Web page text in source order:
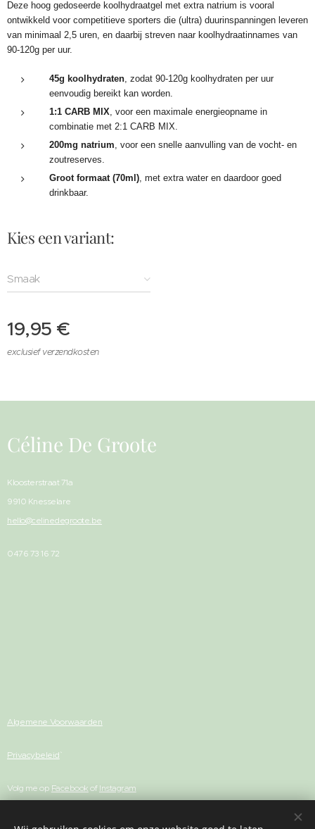
Deze hoog gedoseerde koolhydraatgel met extra natrium is vooral
ontwikkeld voor competitieve sporters die (ultra) duurinspanningen leveren
van minimaal 2,5 uren, en daarbij streven naar koolhydraatinnames van
90-120g per uur.
45g koolhydraten, zodat 90-120g koolhydraten per uur
eenvoudig bereikt kan worden.
1:1 CARB MIX, voor een maximale energieopname in
combinatie met 2:1 CARB MIX.
200mg natrium, voor een snelle aanvulling van de vocht- en
zoutreserves.
Groot formaat (70ml), met extra water en daardoor goed
drinkbaar.
Kies een variant:
Smaak
19,95 €
exclusief verzendkosten
Céline De Groote
Kloosterstraat 71a
9910 Knesselare
hello@celinedegroote.be
0476 73 16 72
Algemene Voorwaarden
Privacybeleid
Volg me op Facebook of Instagram